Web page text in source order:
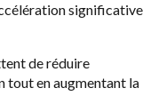
significative
de réduire
tout en augmentant la